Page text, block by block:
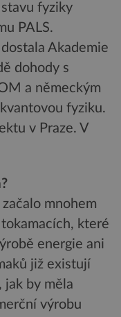
fyziky
PALS.
Akademie
dohody s
a německým
fyziku.
v Praze. V
mnohem
které
energie ani
již existují
jak by měla
výrobu